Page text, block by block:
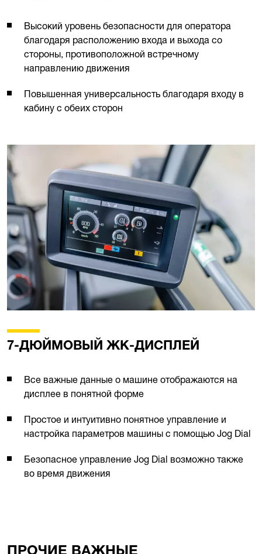
Высокий уровень безопасности для оператора
благодаря расположению входа и выхода со
стороны, противоположной встречному
направлению движения
Повышенная универсальность благодаря входу в
кабину с обеих сторон
7-ДЮЙМОВЫЙ ЖК-ДИСПЛЕЙ
Все важные данные о машине отображаются на
дисплее в понятной форме
Простое и интуитивно понятное управление и
настройка параметров машины с помощью Jog Dial
Безопасное управление Jog Dial возможно также
во время движения